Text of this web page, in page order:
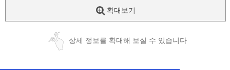
확대보기
상세 정보를 확대해 보실 수 있습니다